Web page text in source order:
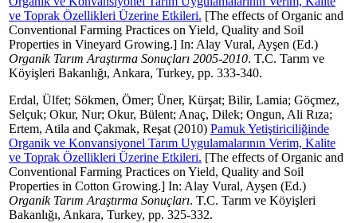
ve Toprak Özellikleri Üzerine Etkileri. [The effects of Organic and
Conventional Farming Practices on Yield, Quality and Soil
Properties in Vineyard Growing.] In: Alay Vural, Ayşen (Ed.)
Organik Tarım Araştırma Sonuçları 2005-2010. T.C. Tarım ve
Köyişleri Bakanlığı, Ankara, Turkey, pp. 333-340.
Erdal, Ülfet; Sökmen, Ömer; Üner, Kürşat; Bilir, Lamia; Göçmez,
Selçuk; Okur, Nur; Okur, Bülent; Anaç, Dilek; Ongun, Ali Rıza;
Ertem, Atila and Çakmak, Reşat (2010) Pamuk Yetiştiriciliğinde
Organik ve Konvansiyonel Tarım Uygulamalarının Verim, Kalite
ve Toprak Özellikleri Üzerine Etkileri. [The effects of Organic and
Conventional Farming Practices on Yield, Quality and Soil
Properties in Cotton Growing.] In: Alay Vural, Ayşen (Ed.)
Organik Tarım Araştırma Sonuçları. T.C. Tarım ve Köyişleri
Bakanlığı, Ankara, Turkey, pp. 325-332.